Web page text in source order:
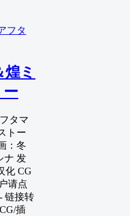
ミ
タマ
トー
：冬
ナ 发
化 CG
请点
链接转
插